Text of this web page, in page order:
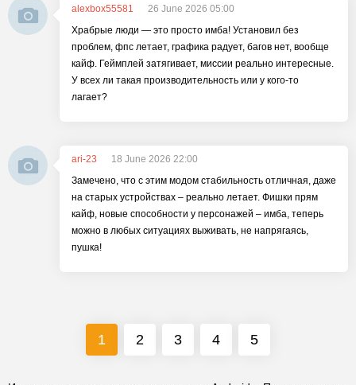
alexbox55581
26 June 2026 05:00
Храбрые люди — это просто имба! Установил без
проблем, фпс летает, графика радует, багов нет, вообще
кайф. Геймплей затягивает, миссии реально интересные.
У всех ли такая производительность или у кого-то
лагает?
ari-23
18 June 2026 22:00
Замечено, что с этим модом стабильность отличная, даже
на старых устройствах – реально летает. Фишки прям
кайф, новые способности у персонажей – имба, теперь
можно в любых ситуациях выживать, не напрягаясь,
пушка!
1 2 3 4 5